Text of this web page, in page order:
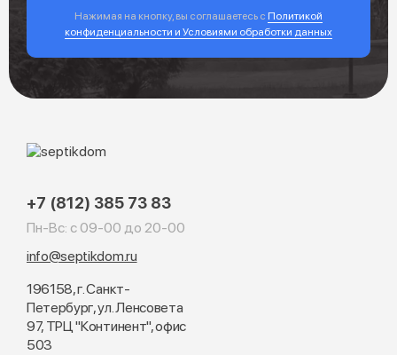
Нажимая на кнопку, вы соглашаетесь с Политикой
конфиденциальности и Условиями обработки данных
+7 (812) 385 73 83
Пн-Вс: с 09-00 до 20-00
info@septikdom.ru
196158, г. Санкт-
Петербург, ул. Ленсовета
97, ТРЦ "Континент", офис
503